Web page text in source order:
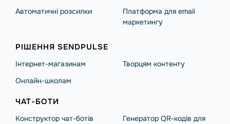
Автоматичні розсилки
Платформа для email
маркетингу
РІШЕННЯ SENDPULSE
Інтернет-магазинам
Онлайн-школам
Творцям контенту
ЧАТ-БОТИ
Конструктор чат-ботів
Генератор QR-кодів для